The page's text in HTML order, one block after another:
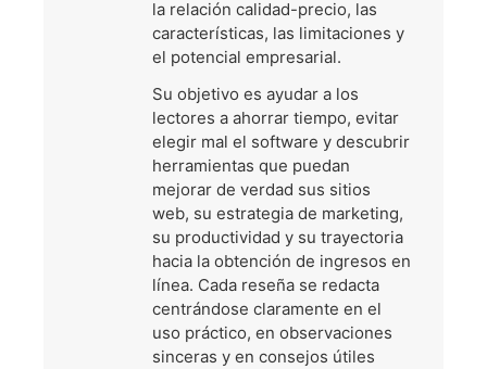
la relación calidad-precio, las
características, las limitaciones y
el potencial empresarial.
Su objetivo es ayudar a los
lectores a ahorrar tiempo, evitar
elegir mal el software y descubrir
herramientas que puedan
mejorar de verdad sus sitios
web, su estrategia de marketing,
su productividad y su trayectoria
hacia la obtención de ingresos en
línea. Cada reseña se redacta
centrándose claramente en el
uso práctico, en observaciones
sinceras y en consejos útiles